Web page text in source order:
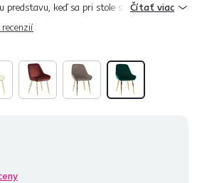
recenzií
predstavu, keď sa pri stole stretne takmer
a pohostenie doká...
Čítať viac